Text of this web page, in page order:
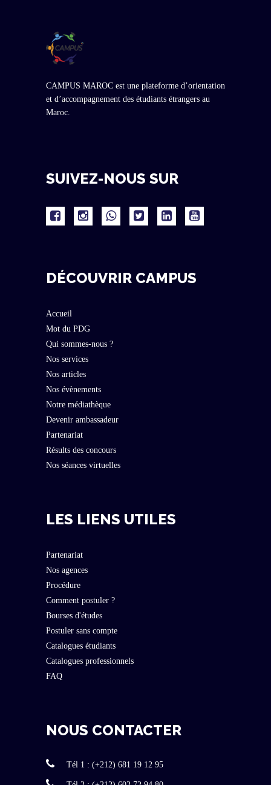
CAMPUS MAROC est une plateforme d’orientation
et d’accompagnement des étudiants étrangers au
Maroc.
SUIVEZ-NOUS SUR
DÉCOUVRIR CAMPUS
Accueil
Mot du PDG
Qui sommes-nous ?
Nos services
Nos articles
Nos évènements
Notre médiathèque
Devenir ambassadeur
Partenariat
Résults des concours
Nos séances virtuelles
LES LIENS UTILES
Partenariat
Nos agences
Procédure
Comment postuler ?
Bourses d'études
Postuler sans compte
Catalogues étudiants
Catalogues professionnels
FAQ
NOUS CONTACTER
Tél 1 : (+212) 681 19 12 95